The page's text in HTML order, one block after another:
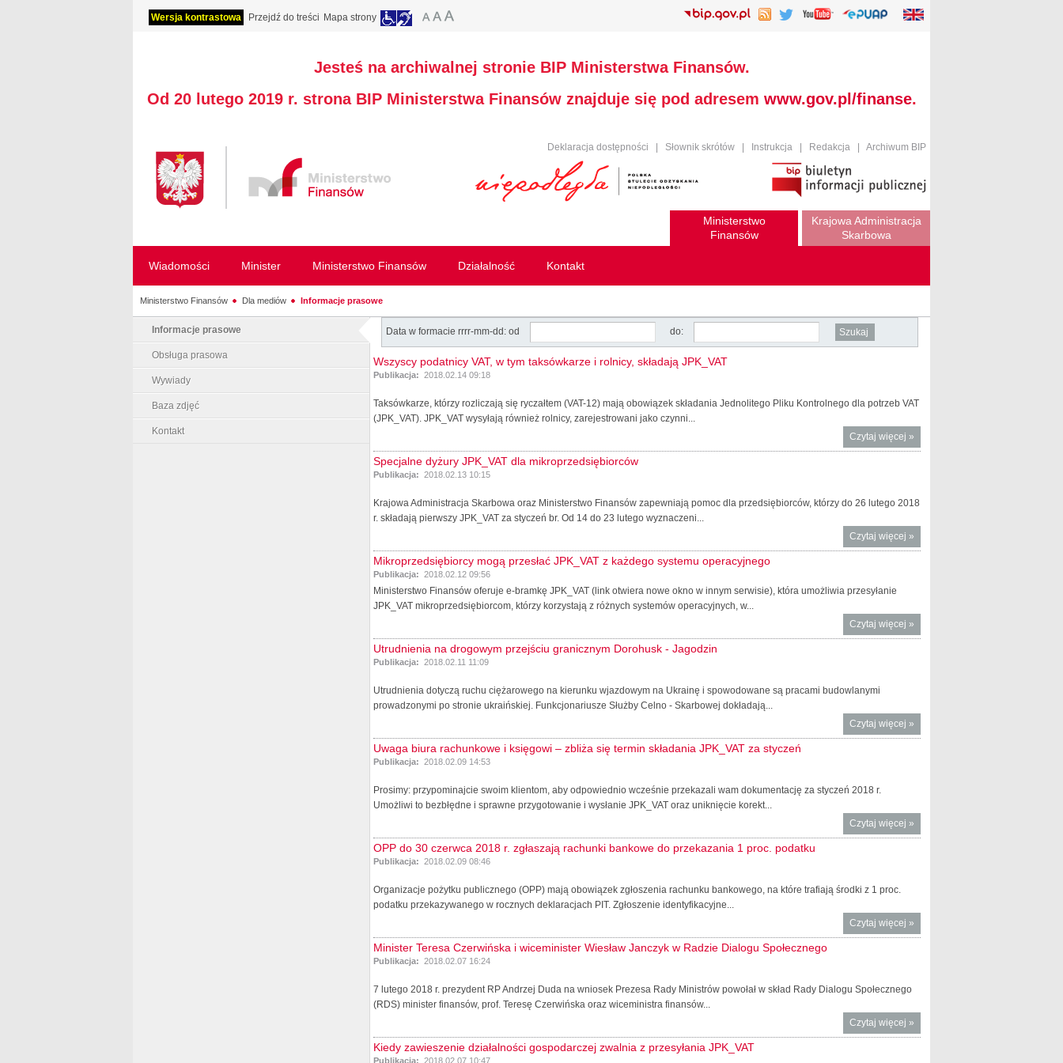
Wersja kontrastowa Przejdź do treści Mapa strony
Jesteś na archiwalnej stronie BIP Ministerstwa Finansów.
Od 20 lutego 2019 r. strona BIP Ministerstwa Finansów znajduje się pod adresem www.gov.pl/finanse.
Deklaracja dostępności Słownik skrótów Instrukcja Redakcja Archiwum BIP
Ministerstwo
Finansów
Krajowa Administracja
Skarbowa
Wiadomości Minister Ministerstwo Finansów Działalność Kontakt
Ministerstwo Finansów Dla mediów Informacje prasowe
Informacje prasowe
Obsługa prasowa
Wywiady
Baza zdjęć
Kontakt
Data w formacie rrrr-mm-dd: od do:
Wszyscy podatnicy VAT, w tym taksówkarze i rolnicy, składają JPK_VAT
Publikacja: 2018.02.14 09:18
Taksówkarze, którzy rozliczają się ryczałtem (VAT-12) mają obowiązek składania Jednolitego Pliku Kontrolnego dla potrzeb VAT
(JPK_VAT). JPK_VAT wysyłają również rolnicy, zarejestrowani jako czynni...
Czytaj więcej o Wszyscy
podatnicy
JPK_VAT
»
Specjalne dyżury JPK_VAT dla mikroprzedsiębiorców
Publikacja: 2018.02.13 10:15
Krajowa Administracja Skarbowa oraz Ministerstwo Finansów zapewniają pomoc dla przedsiębiorców, którzy do 26 lutego 2018
r. składają pierwszy JPK_VAT za styczeń br. Od 14 do 23 lutego wyznaczeni...
Czytaj więcej o Specjalne dyżury
JPK_VAT dla
»
Mikroprzedsiębiorcy mogą przesłać JPK_VAT z każdego systemu operacyjnego
Publikacja: 2018.02.12 09:56
Ministerstwo Finansów oferuje e-bramkę JPK_VAT (link otwiera nowe okno w innym serwisie), która umożliwia przesyłanie
JPK_VAT mikroprzedsiębiorcom, którzy korzystają z różnych systemów operacyjnych, w...
Czytaj więcej o
Mikroprzedsiębiorcy
»
Utrudnienia na drogowym przejściu granicznym Dorohusk - Jagodzin
Publikacja: 2018.02.11 11:09
Utrudnienia dotyczą ruchu ciężarowego na kierunku wjazdowym na Ukrainę i spowodowane są pracami budowlanymi
prowadzonymi po stronie ukraińskiej. Funkcjonariusze Służby Celno - Skarbowej dokładają...
Czytaj więcej o
Utrudnienia
Dorohusk -
Jagodzin
»
Uwaga biura rachunkowe i księgowi – zbliża się termin składania JPK_VAT za styczeń
Publikacja: 2018.02.09 14:53
Prosimy: przypominajcie swoim klientom, aby odpowiednio wcześnie przekazali wam dokumentację za styczeń 2018 r.
Umożliwi to bezbłędne i sprawne przygotowanie i wysłanie JPK_VAT oraz uniknięcie korekt...
Czytaj więcej o Uwaga
biura
składania
JPK_VAT za
»
OPP do 30 czerwca 2018 r. zgłaszają rachunki bankowe do przekazania 1 proc. podatku
Publikacja: 2018.02.09 08:46
Organizacje pożytku publicznego (OPP) mają obowiązek zgłoszenia rachunku bankowego, na które trafiają środki z 1 proc.
podatku przekazywanego w rocznych deklaracjach PIT. Zgłoszenie identyfikacyjne...
Czytaj więcej o OPP do
30 czerwca
przekazania
1 proc.
»
Minister Teresa Czerwińska i wiceminister Wiesław Janczyk w Radzie Dialogu Społecznego
Publikacja: 2018.02.07 16:24
7 lutego 2018 r. prezydent RP Andrzej Duda na wniosek Prezesa Rady Ministrów powołał w skład Rady Dialogu Społecznego
(RDS) minister finansów, prof. Teresę Czerwińska oraz wiceministra finansów...
Czytaj więcej o Minister
Teresa
»
Kiedy zawieszenie działalności gospodarczej zwalnia z przesyłania JPK_VAT
Publikacja: 2018.02.07 10:47